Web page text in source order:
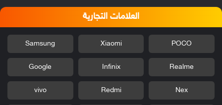
العلامات التجارية
POCO
Xiaomi
Samsung
Realme
Infinix
Google
Nex
Redmi
vivo